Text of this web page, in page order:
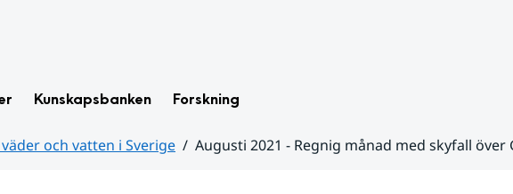
Kunskapsbanken Forskning
och vatten i Sverige
Augusti 2021 - Regnig månad med skyfall över